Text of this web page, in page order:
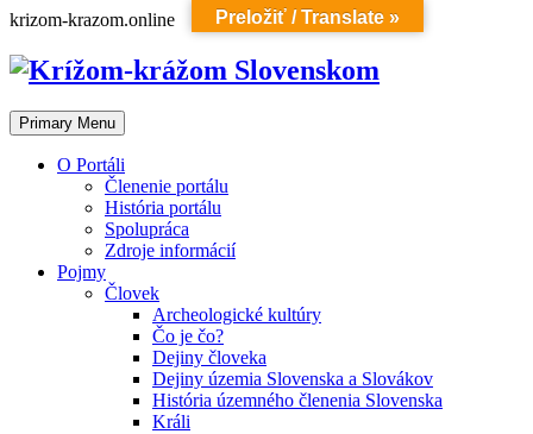
Skip
content
krizom-krazom.online
Primary Menu
O Portáli
Členenie portálu
História portálu
Spolupráca
Zdroje informácií
Pojmy
Človek
Archeologické kultúry
Čo je čo?
Dejiny človeka
Dejiny územia Slovenska a Slovákov
História územného členenia Slovenska
Králi
Preložiť / Translate »